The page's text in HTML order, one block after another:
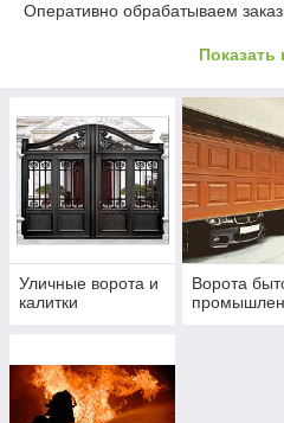
Оперативно обрабатываем
постоянно осваиваем новые
Показать
Уличные ворота и
калитки
Ворота